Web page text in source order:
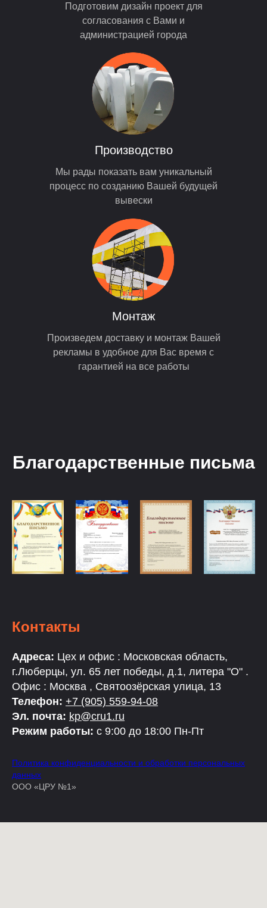
Подготовим дизайн проект для
согласования с Вами и
администрацией города
Мы рады показать вам уникальный
процесс по созданию Вашей будущей
вывески
Производство
Произведем доставку и монтаж Вашей
рекламы в удобное для Вас время с
гарантией на все работы
Монтаж
Благодарственные письма
Контакты
Адреса: Цех и офис : Московская область,
г.Люберцы, ул. 65 лет победы, д.1, литера "О" .
Офис : Москва , Святоозёрская улица, 13
Телефон: +7 (905) 559-94-08
Эл. почта: kp@cru1.ru
Режим работы: с 9:00 до 18:00 Пн-Пт
Политика конфиденциальности и обработки персональных
данных
ООО «ЦРУ №1»